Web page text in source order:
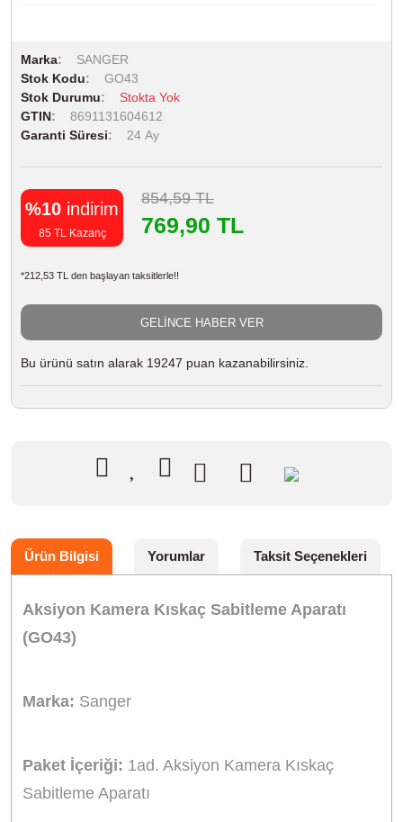
Marka
SANGER
Stok Kodu
GO43
Stok Durumu
Stokta Yok
GTIN
8691131604612
Garanti Süresi
24 Ay
%10 indirim
85 TL Kazanç
854,59 TL
769,90 TL
*212,53 TL den başlayan taksitlerle!!
GELİNCE HABER VER
Bu ürünü satın alarak 19247 puan kazanabilirsiniz.
Ürün Bilgisi Yorumlar Taksit Seçenekleri
Aksiyon Kamera Kıskaç Sabitleme Aparatı
(GO43)
Marka: Sanger
Paket İçeriği: 1ad. Aksiyon Kamera Kıskaç
Sabitleme Aparatı